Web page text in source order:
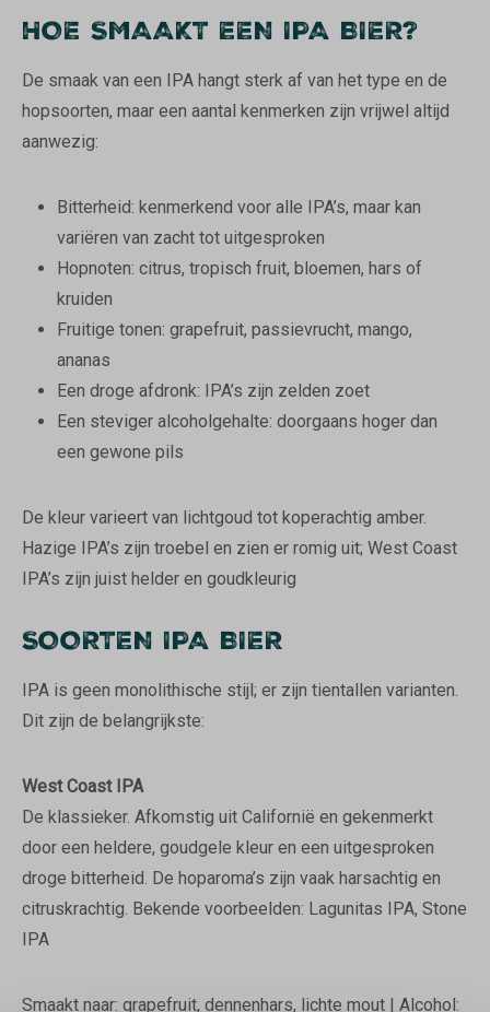
HOE SMAAKT EEN IPA BIER?
De smaak van een IPA hangt sterk af van het type en de
hopsoorten, maar een aantal kenmerken zijn vrijwel altijd
aanwezig:
Bitterheid: kenmerkend voor alle IPA’s, maar kan
variëren van zacht tot uitgesproken
Hopnoten: citrus, tropisch fruit, bloemen, hars of
kruiden
Fruitige tonen: grapefruit, passievrucht, mango,
ananas
Een droge afdronk: IPA’s zijn zelden zoet
Een steviger alcoholgehalte: doorgaans hoger dan
een gewone pils
De kleur varieert van lichtgoud tot koperachtig amber.
Hazige IPA’s zijn troebel en zien er romig uit; West Coast
IPA’s zijn juist helder en goudkleurig
SOORTEN IPA BIER
IPA is geen monolithische stijl; er zijn tientallen varianten.
Dit zijn de belangrijkste:
West Coast IPA
De klassieker. Afkomstig uit Californië en gekenmerkt
door een heldere, goudgele kleur en een uitgesproken
droge bitterheid. De hoparoma’s zijn vaak harsachtig en
citruskrachtig. Bekende voorbeelden: Lagunitas IPA, Stone
IPA
Smaakt naar: grapefruit, dennenhars, lichte mout | Alcohol: